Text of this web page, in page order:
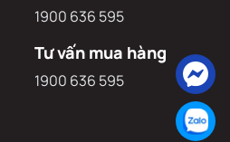
1900 636 595
Tư vấn mua hàng
1900 636 595